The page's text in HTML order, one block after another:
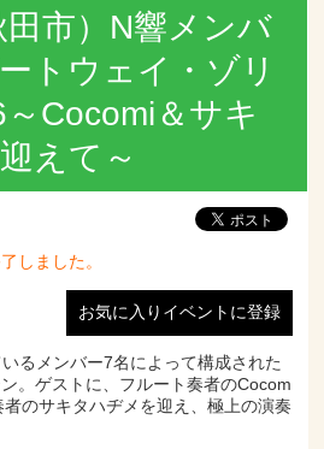
市）N響メンバ
トウェイ・ゾリ
Cocomi＆サキ
えて～
しました。
お気に入りイベントに登録
るメンバー7名によって構成された
。ゲストに、フルート奏者のCocom
のサキタハヂメを迎え、極上の演奏